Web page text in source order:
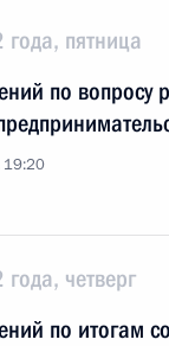
пятница
по вопросу
19:20
четверг
по итогам